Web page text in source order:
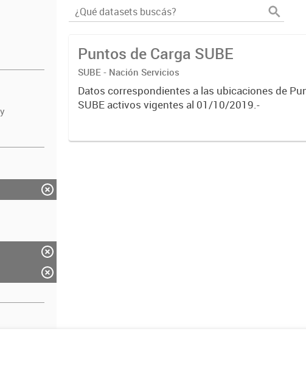
Puntos de Carga SUBE
SUBE - Nación Servicios
Datos correspondientes a las ubicaciones de
SUBE activos vigentes al 01/10/2019.-